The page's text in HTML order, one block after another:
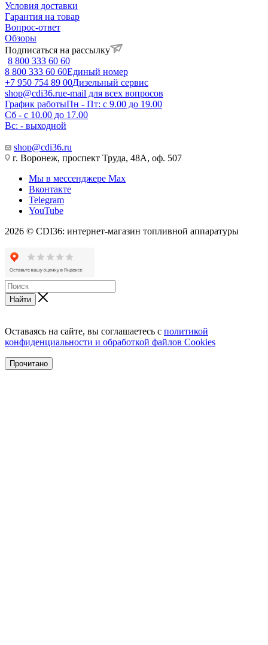
Условия доставки
Гарантия на товар
Вопрос-ответ
Обзоры
Подписаться на рассылку
8 800 333 60 60
8 800 333 60 60Единый номер
+7 950 754 89 00Дизельный сервис
shop@cdi36.rue-mail для всех вопросов
График работыПн - Пт: с 9.00 до 19.00
Сб - с 10.00 до 17.00
Вс: - выходной
shop@cdi36.ru
г. Воронеж, проспект Труда, 48А, оф. 507
Мы в мессенджере Max
Вконтакте
Telegram
YouTube
2026 © CDI36: интернет-магазин топливной аппаратуры
Найти
Оставаясь на сайте, вы соглашаетесь с политикой
конфиденциальности и обработкой файлов Cookies
Прочитано